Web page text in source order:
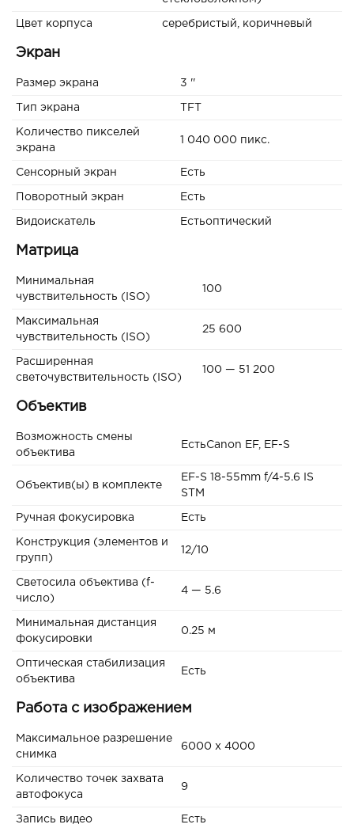
Цвет корпуса серебристый, коричневый
Экран
Размер экрана 3 ''
Тип экрана TFT
Количество пикселей
экрана
1 040 000 пикс.
Сенсорный экран Есть
Поворотный экран Есть
Видоискатель Естьоптический
Матрица
Минимальная
чувствительность (ISO)
100
Максимальная
чувствительность (ISO)
25 600
Расширенная
светочувствительность (ISO)
100 — 51 200
Объектив
Возможность смены
объектива
ЕстьCanon EF, EF-S
Объектив(ы) в комплекте
EF-S 18-55mm f/4-5.6 IS
STM
Ручная фокусировка Есть
Конструкция (элементов и
групп)
12/10
Светосила объектива (f-
число)
4 — 5.6
Минимальная дистанция
фокусировки
0.25 м
Оптическая стабилизация
объектива
Есть
Работа с изображением
Максимальное разрешение
снимка
6000 x 4000
Количество точек захвата
автофокуса
9
Запись видео Есть